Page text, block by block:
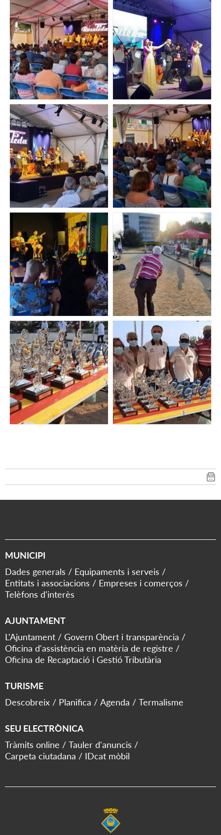
MUNICIPI
Dades generals
Equipaments i serveis
Entitats i associacions
Empreses i comerços
Telèfons d'interès
AJUNTAMENT
L'Ajuntament
Govern Obert i transparència
Oficina d'assistència en matèria de registre
Oficina de Recaptació i Gestió Tributària
TURISME
Descobreix
Planifica Agenda Termalisme
SEU ELECTRÒNICA
Tràmits online
Tauler d'anuncis
Carpeta ciutadana
IDcat mòbil